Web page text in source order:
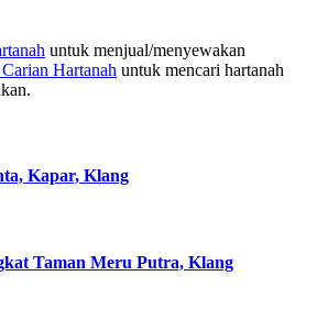
untuk menjual/menyewakan
Hartanah untuk mencari hartanah
Kapar, Klang
Taman Meru Putra, Klang